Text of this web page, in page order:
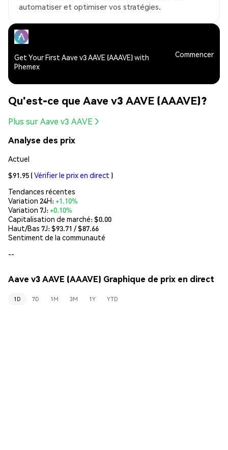
automatiser et optimiser vos stratégies.
Get Your First Aave v3 AAVE (AAAVE) with
Phemex
Commencer
Qu'est-ce que Aave v3 AAVE (AAAVE)?
Plus sur Aave v3 AAVE
Analyse des prix
Actuel
$91.95 (Vérifier le prix en direct )
Tendances récentes
Variation 24H:+1.10%
Variation 7J:+0.10%
Capitalisation de marché:$0.00
Haut/Bas 7J: $93.71 / $87.66
Sentiment de la communauté
--
Aave v3 AAVE (AAAVE) Graphique de prix en direct
1D 7D 1M 3M 1Y YTD